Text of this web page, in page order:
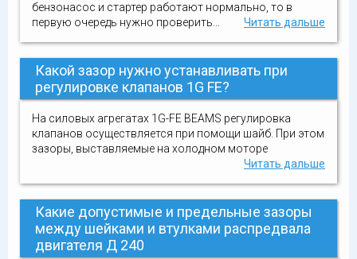
бензонасос и стартер работают нормально, то в
первую очередь нужно проверить...
Читать дальше
Какой зазор нужно устанавливать при
регулировке клапанов 1G FE?
На силовых агрегатах 1G-FE BEAMS регулировка
клапанов осуществляется при помощи шайб. При этом
зазоры, выставляемые на холодном моторе
Читать дальше
Какие допустимые и предельные зазоры
между шейками и втулками распредвала
двигателя Д 240